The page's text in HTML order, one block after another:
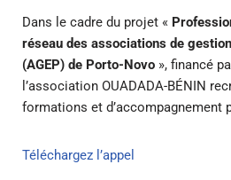
Dans le cadre du projet «
réseau des associations de
(AGEP) de Porto-Novo », financé
l’association OUADADA-BÉNIN
formations et d’accompagnement
Téléchargez l’appel